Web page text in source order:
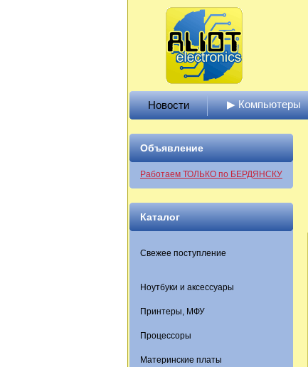
Новости ▶ Компьютеры
Объявление
Работаем ТОЛЬКО по БЕРДЯНСКУ
Каталог
Свежее поступление
Ноутбуки и аксессуары
Принтеры, МФУ
Процессоры
Материнские платы